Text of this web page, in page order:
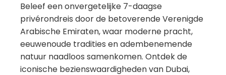
Beleef een onvergetelijke 7-daagse
privérondreis door de betoverende Verenigde
Arabische Emiraten, waar moderne pracht,
eeuwenoude tradities en adembenemende
natuur naadloos samenkomen. Ontdek de
iconische bezienswaardigheden van Dubai,